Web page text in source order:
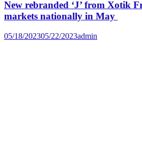
New rebranded ‘J’ from Xotik
markets nationally in May
05/18/202305/22/2023admin